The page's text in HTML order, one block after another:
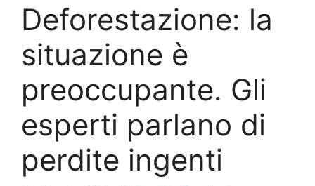
Deforestazione: la
situazione è
preoccupante. Gli
esperti parlano di
perdite ingenti